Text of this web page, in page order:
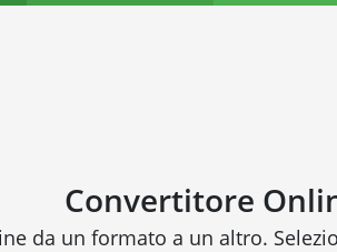
Convertitore
da un formato a un altro.